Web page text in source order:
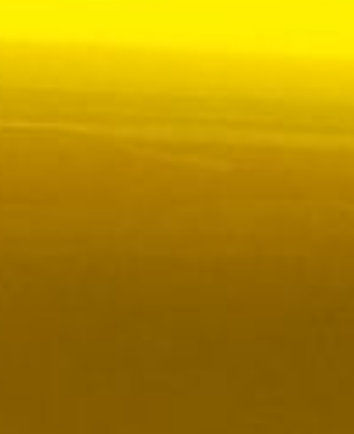
Traffic i Sverige och Finland
kollektivtrafik i Sverige, samtidigt
av Johan Oscarssons avsked från…